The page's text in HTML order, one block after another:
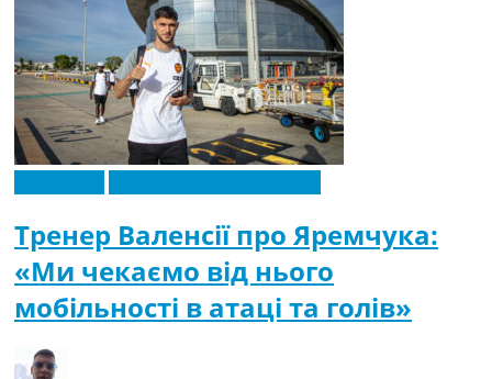
Тренер Валенсії про Яремчука:
«Ми чекаємо від нього
мобільності в атаці та голів»